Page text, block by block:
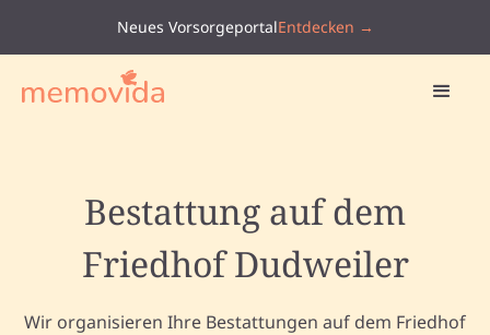
Neues VorsorgeportalEntdecken →
Bestattung auf dem
Friedhof Dudweiler
Wir organisieren Ihre Bestattungen auf dem Friedhof